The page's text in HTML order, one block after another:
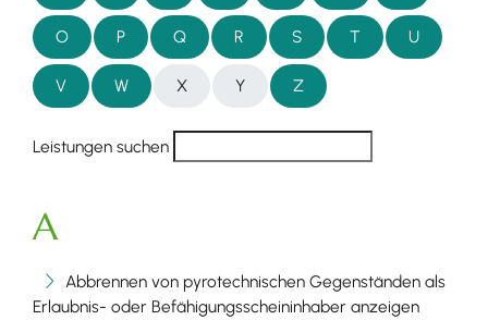
O P Q R S T U
V W X Y Z
Leistungen suchen
A
Abbrennen von pyrotechnischen Gegenständen als
Erlaubnis- oder Befähigungsscheininhaber anzeigen